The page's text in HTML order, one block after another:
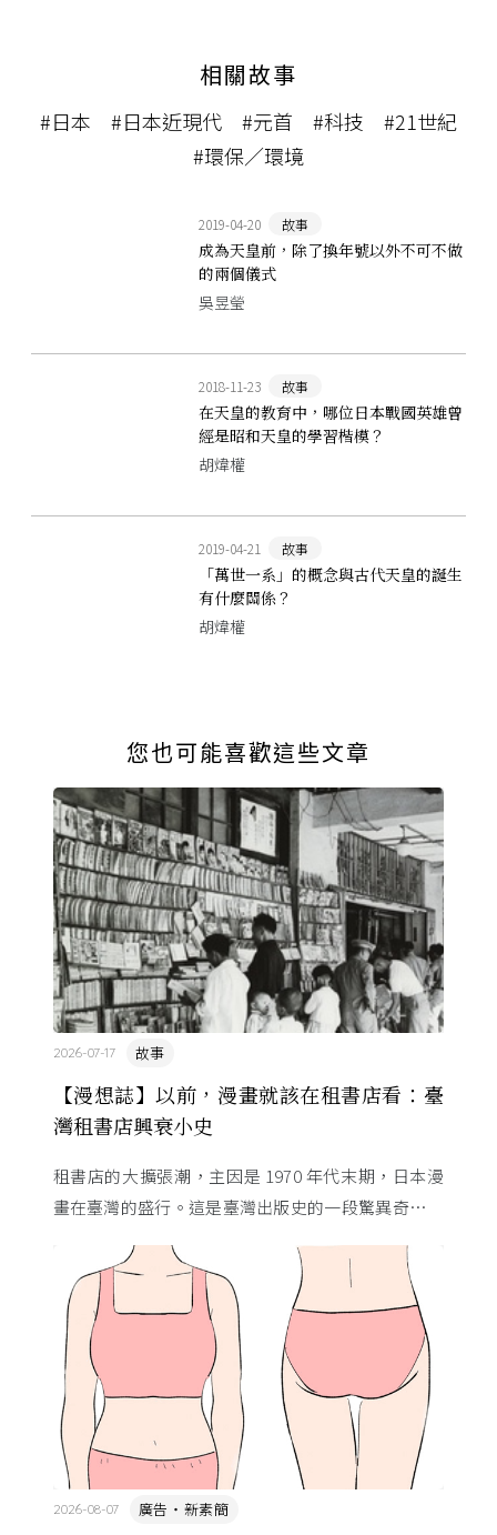
相關故事
#日本 #日本近現代 #元首 #科技
#21世紀
#環保／環境
2019-04-20 故事
成為天皇前，除了換年號以外不可不做
的兩個儀式
吳昱瑩
2018-11-23 故事
在天皇的教育中，哪位日本戰國英雄曾
經是昭和天皇的學習楷模？
胡煒權
2019-04-21 故事
「萬世一系」的概念與古代天皇的誕生
有什麼關係？
胡煒權
您也可能喜歡這些文章
【漫想誌】以前，漫畫就該在租書店看：臺
灣租書店興衰小史
故事
2026-07-17
租書店的大擴張潮，主因是 1970 年代末期，日本漫
畫在臺灣的盛行。這是臺灣出版史的一段驚異奇航。
的協定保護 ...
廣告・新素簡
2026-08-07